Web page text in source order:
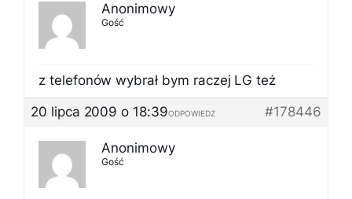
Anonimowy
Gość
z telefonów wybrał bym raczej LG też
20 lipca 2009 o 18:39
#178446
ODPOWIEDZ
Anonimowy
Gość